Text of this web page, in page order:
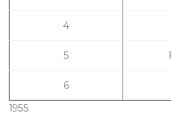
4
5
6
1955